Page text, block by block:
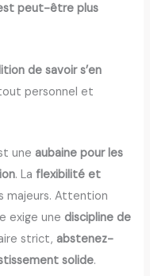
peut-être plus
de savoir s’en
personnel et
une aubaine pour les
. Laflexibilité et
majeurs. Attention
exige unediscipline de
strict, abstenez-
solide.